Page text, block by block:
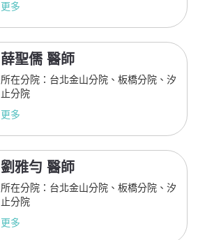
更多
薛聖儒 醫師
所在分院：台北金山分院、板橋分院、汐
止分院
更多
劉雅勻 醫師
所在分院：台北金山分院、板橋分院、汐
止分院
更多